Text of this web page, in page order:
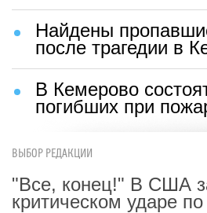
Найдены
после трагедии в
В Кемерово
погибших при
ВЫБОР РЕДАКЦИИ
"Все, конец!" В США
критическом ударе